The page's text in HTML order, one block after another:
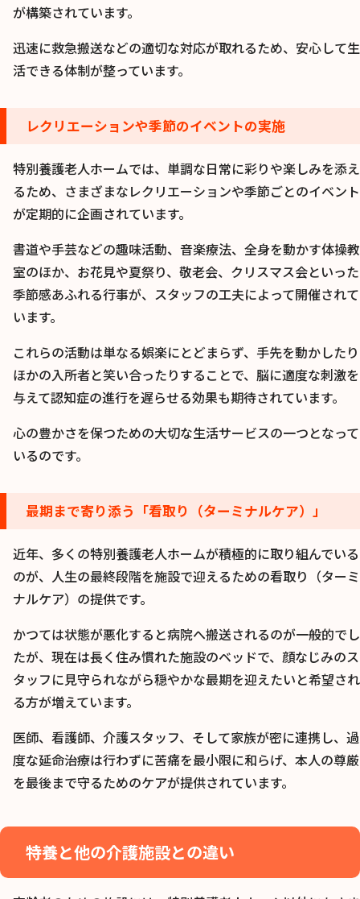
が構築されています。
迅速に救急搬送などの適切な対応が取れるため、安心して生
活できる体制が整っています。
レクリエーションや季節のイベントの実施
特別養護老人ホームでは、単調な日常に彩りや楽しみを添え
るため、さまざまなレクリエーションや季節ごとのイベント
が定期的に企画されています。
書道や手芸などの趣味活動、音楽療法、全身を動かす体操教
室のほか、お花見や夏祭り、敬老会、クリスマス会といった
季節感あふれる行事が、スタッフの工夫によって開催されて
います。
これらの活動は単なる娯楽にとどまらず、手先を動かしたり
ほかの入所者と笑い合ったりすることで、脳に適度な刺激を
与えて認知症の進行を遅らせる効果も期待されています。
心の豊かさを保つための大切な生活サービスの一つとなって
いるのです。
最期まで寄り添う「看取り（ターミナルケア）」
近年、多くの特別養護老人ホームが積極的に取り組んでいる
のが、人生の最終段階を施設で迎えるための看取り（ターミ
ナルケア）の提供です。
かつては状態が悪化すると病院へ搬送されるのが一般的でし
たが、現在は長く住み慣れた施設のベッドで、顔なじみのス
タッフに見守られながら穏やかな最期を迎えたいと希望され
る方が増えています。
医師、看護師、介護スタッフ、そして家族が密に連携し、過
度な延命治療は行わずに苦痛を最小限に和らげ、本人の尊厳
を最後まで守るためのケアが提供されています。
特養と他の介護施設との違い